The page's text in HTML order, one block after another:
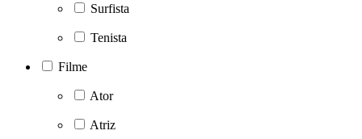
Surfista
Tenista
Filme
Ator
Atriz